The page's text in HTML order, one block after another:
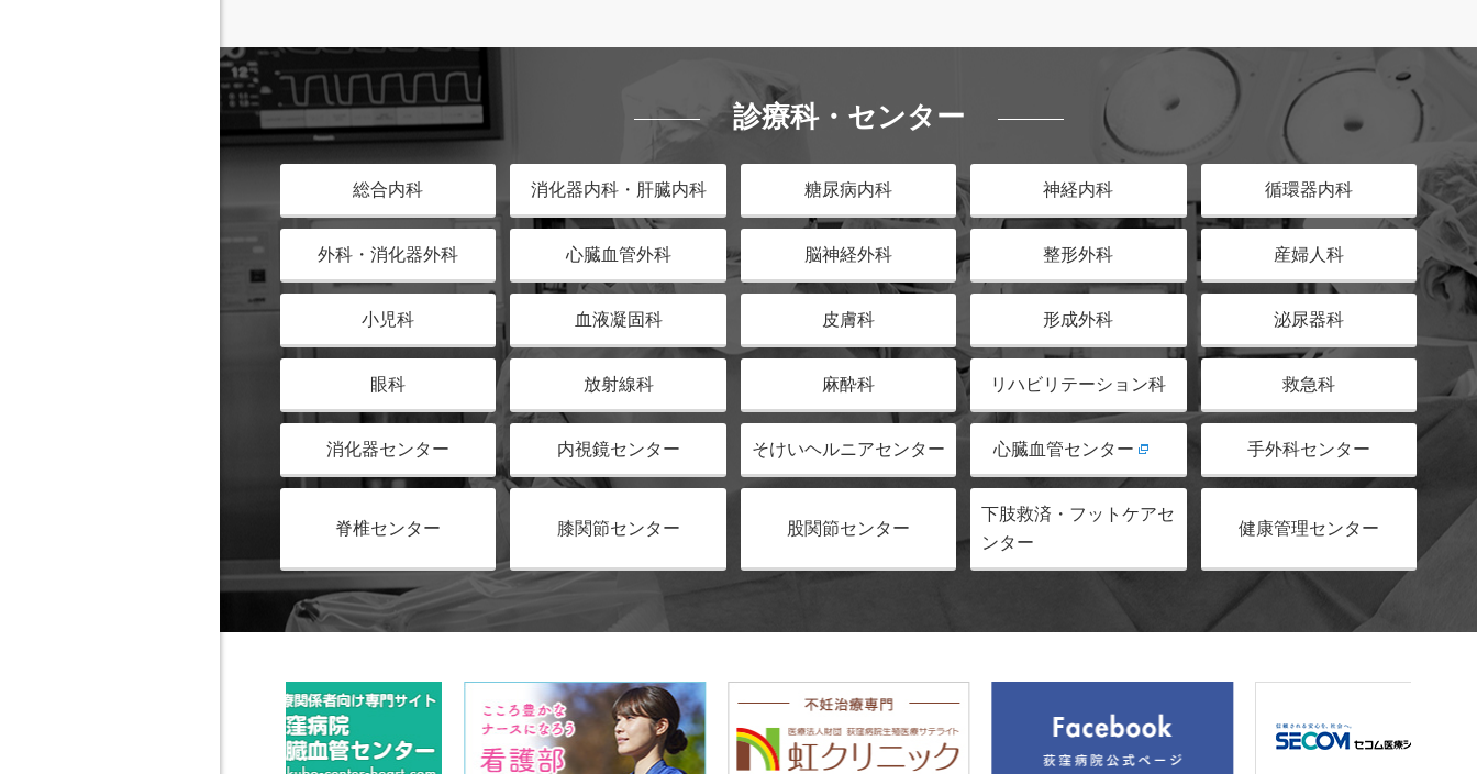
診療科・センター
総合内科 消化器内科・肝臓内科 糖尿病内科 神経内科 循環器内科
外科・消化器外科 心臓血管外科 脳神経外科 整形外科 産婦人科
小児科 血液凝固科 皮膚科 形成外科 泌尿器科
眼科 放射線科 麻酔科 リハビリテーション科 救急科
消化器センター 内視鏡センター そけいヘルニアセンター 心臓血管センター 手外科センター
脊椎センター 膝関節センター 股関節センター
下肢救済・フットケアセ
ンター
健康管理センター